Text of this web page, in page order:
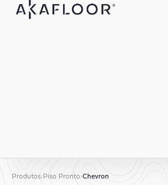
Produtos› Piso Pronto›Chevron